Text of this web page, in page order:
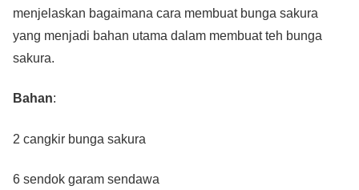
menjelaskan bagaimana cara membuat bunga sakura
yang menjadi bahan utama dalam membuat teh bunga
sakura.
Bahan:
2 cangkir bunga sakura
6 sendok garam sendawa